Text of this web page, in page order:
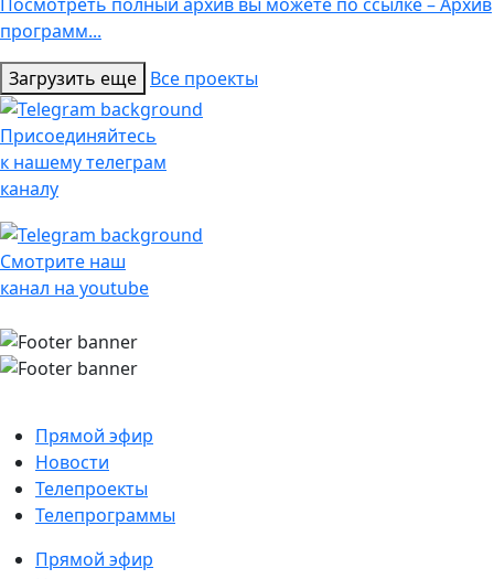
программ...
Загрузить еще Все проекты
Присоединяйтесь
к нашему телеграм
каналу
Смотрите наш
канал на youtube
Прямой эфир
Новости
Телепроекты
Телепрограммы
Прямой эфир